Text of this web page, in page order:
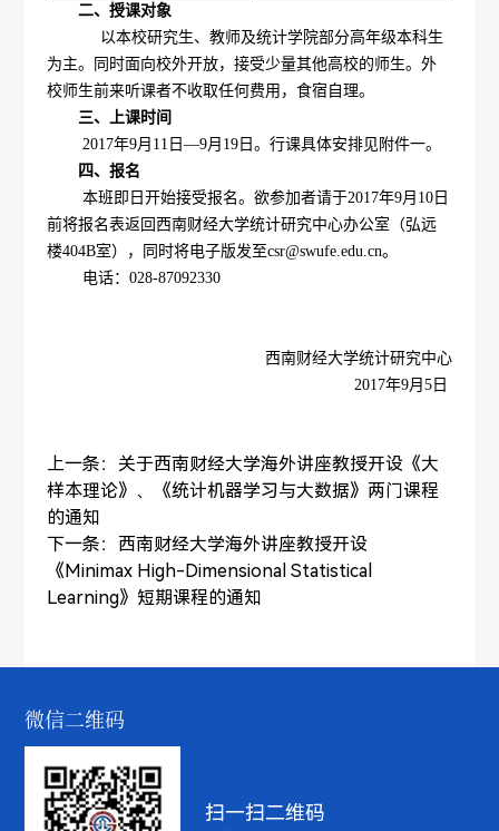
二、授课对象
以本校研究生、教师及统计学院部分高年级本科生
为主。同时面向校外开放，接受少量其他高校的师生。外
校师生前来听课者不收取任何费用，食宿自理。
三、上课时间
2017年9月11日—9月19日。行课具体安排见附件一。
四、报名
本班即日开始接受报名。欲参加者请于2017年9月10日
前将报名表返回西南财经大学统计研究中心办公室（弘远
楼404B室），同时将电子版发至csr@swufe.edu.cn。
电话：028-87092330
西南财经大学统计研究中心
2017年9月5日
上一条： 关于西南财经大学海外讲座教授开设《大
样本理论》、《统计机器学习与大数据》两门课程
的通知
下一条： 西南财经大学海外讲座教授开设
《Minimax High-Dimensional Statistical
Learning》短期课程的通知
微信二维码
扫一扫二维码